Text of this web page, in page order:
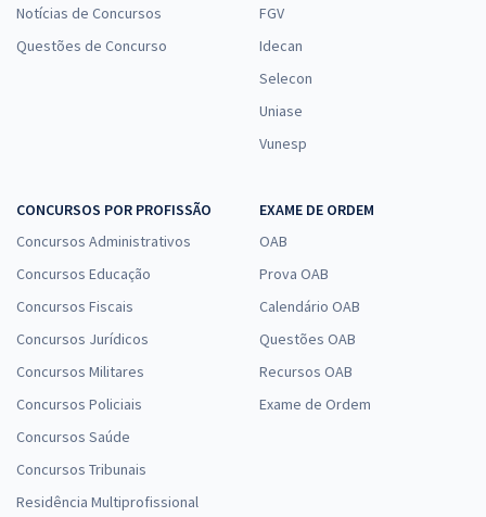
Notícias de Concursos
Questões de Concurso
FGV
Idecan
Selecon
Uniase
Vunesp
CONCURSOS POR PROFISSÃO
Concursos Administrativos
Concursos Educação
Concursos Fiscais
Concursos Jurídicos
Concursos Militares
Concursos Policiais
Concursos Saúde
Concursos Tribunais
Residência Multiprofissional
EXAME DE ORDEM
OAB
Prova OAB
Calendário OAB
Questões OAB
Recursos OAB
Exame de Ordem